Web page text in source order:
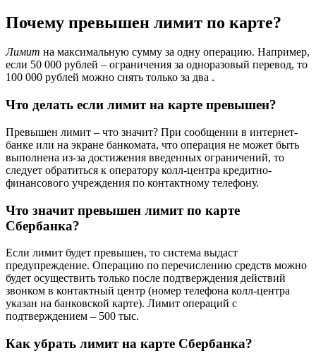
Почему превышен лимит по карте?
Лимит на максимальную сумму за одну операцию. Например,
если 50 000 рублей – ограничения за одноразовый перевод, то
100 000 рублей можно снять только за два .
Что делать если лимит на карте превышен?
Превышен лимит – что значит? При сообщении в интернет-
банке или на экране банкомата, что операция не может быть
выполнена из-за достижения введенных ограничений, то
следует обратиться к оператору колл-центра кредитно-
финансового учреждения по контактному телефону.
Что значит превышен лимит по карте
Сбербанка?
Если лимит будет превышен, то система выдаст
предупреждение. Операцию по перечислению средств можно
будет осуществить только после подтверждения действий
звонком в контактный центр (номер телефона колл-центра
указан на банковской карте). Лимит операций с
подтверждением – 500 тыс.
Как убрать лимит на карте Сбербанка?